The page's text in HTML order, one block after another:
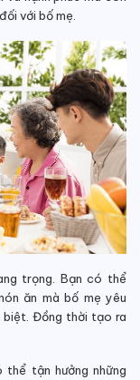
với bố mẹ.
trọng. Bạn có thể
ăn mà bố mẹ yêu
biệt. Đồng thời tạo ra
tận hưởng những